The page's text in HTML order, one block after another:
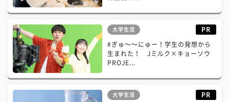
大学生活 PR
#ぎゅ〜〜にゅー！学生の発想から
生まれた！ Jミルク×キョーソウ
PROJE...
大学生活 PR